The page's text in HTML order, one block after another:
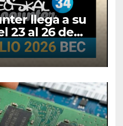
llega a su
23 al 26 de